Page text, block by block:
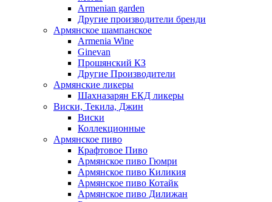
Armenian garden
Другие производители бренди
Армянское шампанское
Armenia Wine
Ginevan
Прошянский КЗ
Другие Производители
Армянские ликеры
Шахназарян ЕКД ликеры
Виски, Текила, Джин
Виски
Коллекционные
Армянское пиво
Крафтовое Пиво
Армянское пиво Гюмри
Армянское пиво Киликия
Армянское пиво Котайк
Армянское пиво Дилижан